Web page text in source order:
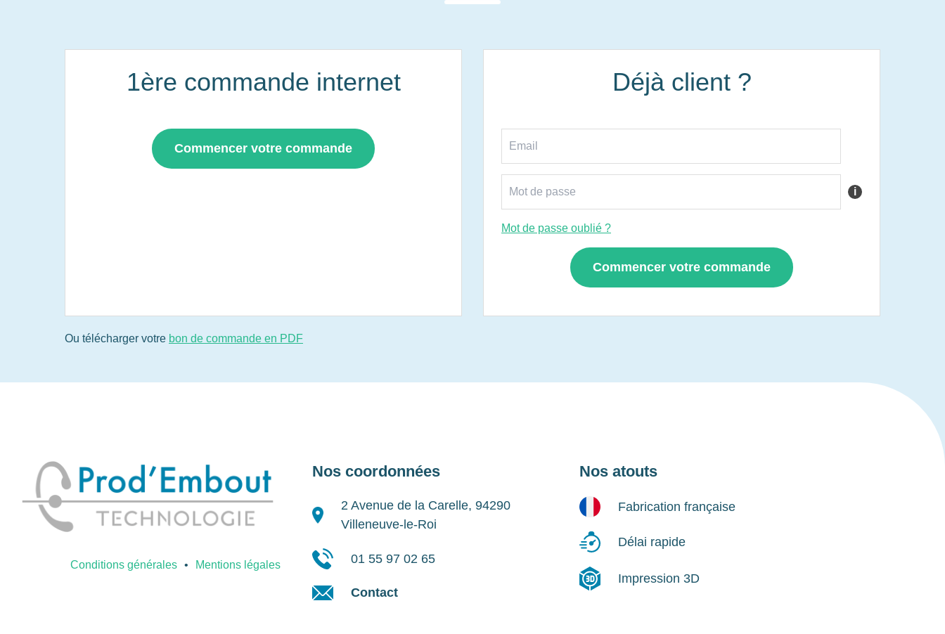
1ère commande internet
Commencer votre commande
Déjà client ?
i
Mot de passe oublié ?
Ou télécharger votre bon de commande en PDF
Conditions générales Mentions légales
Nos coordonnées
2 Avenue de la Carelle, 94290
Villeneuve-le-Roi
01 55 97 02 65
Contact
Nos atouts
Fabrication française
Délai rapide
Impression 3D